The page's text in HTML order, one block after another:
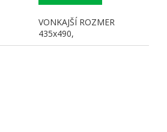
VONKAJŠÍ ROZMER
435x490,